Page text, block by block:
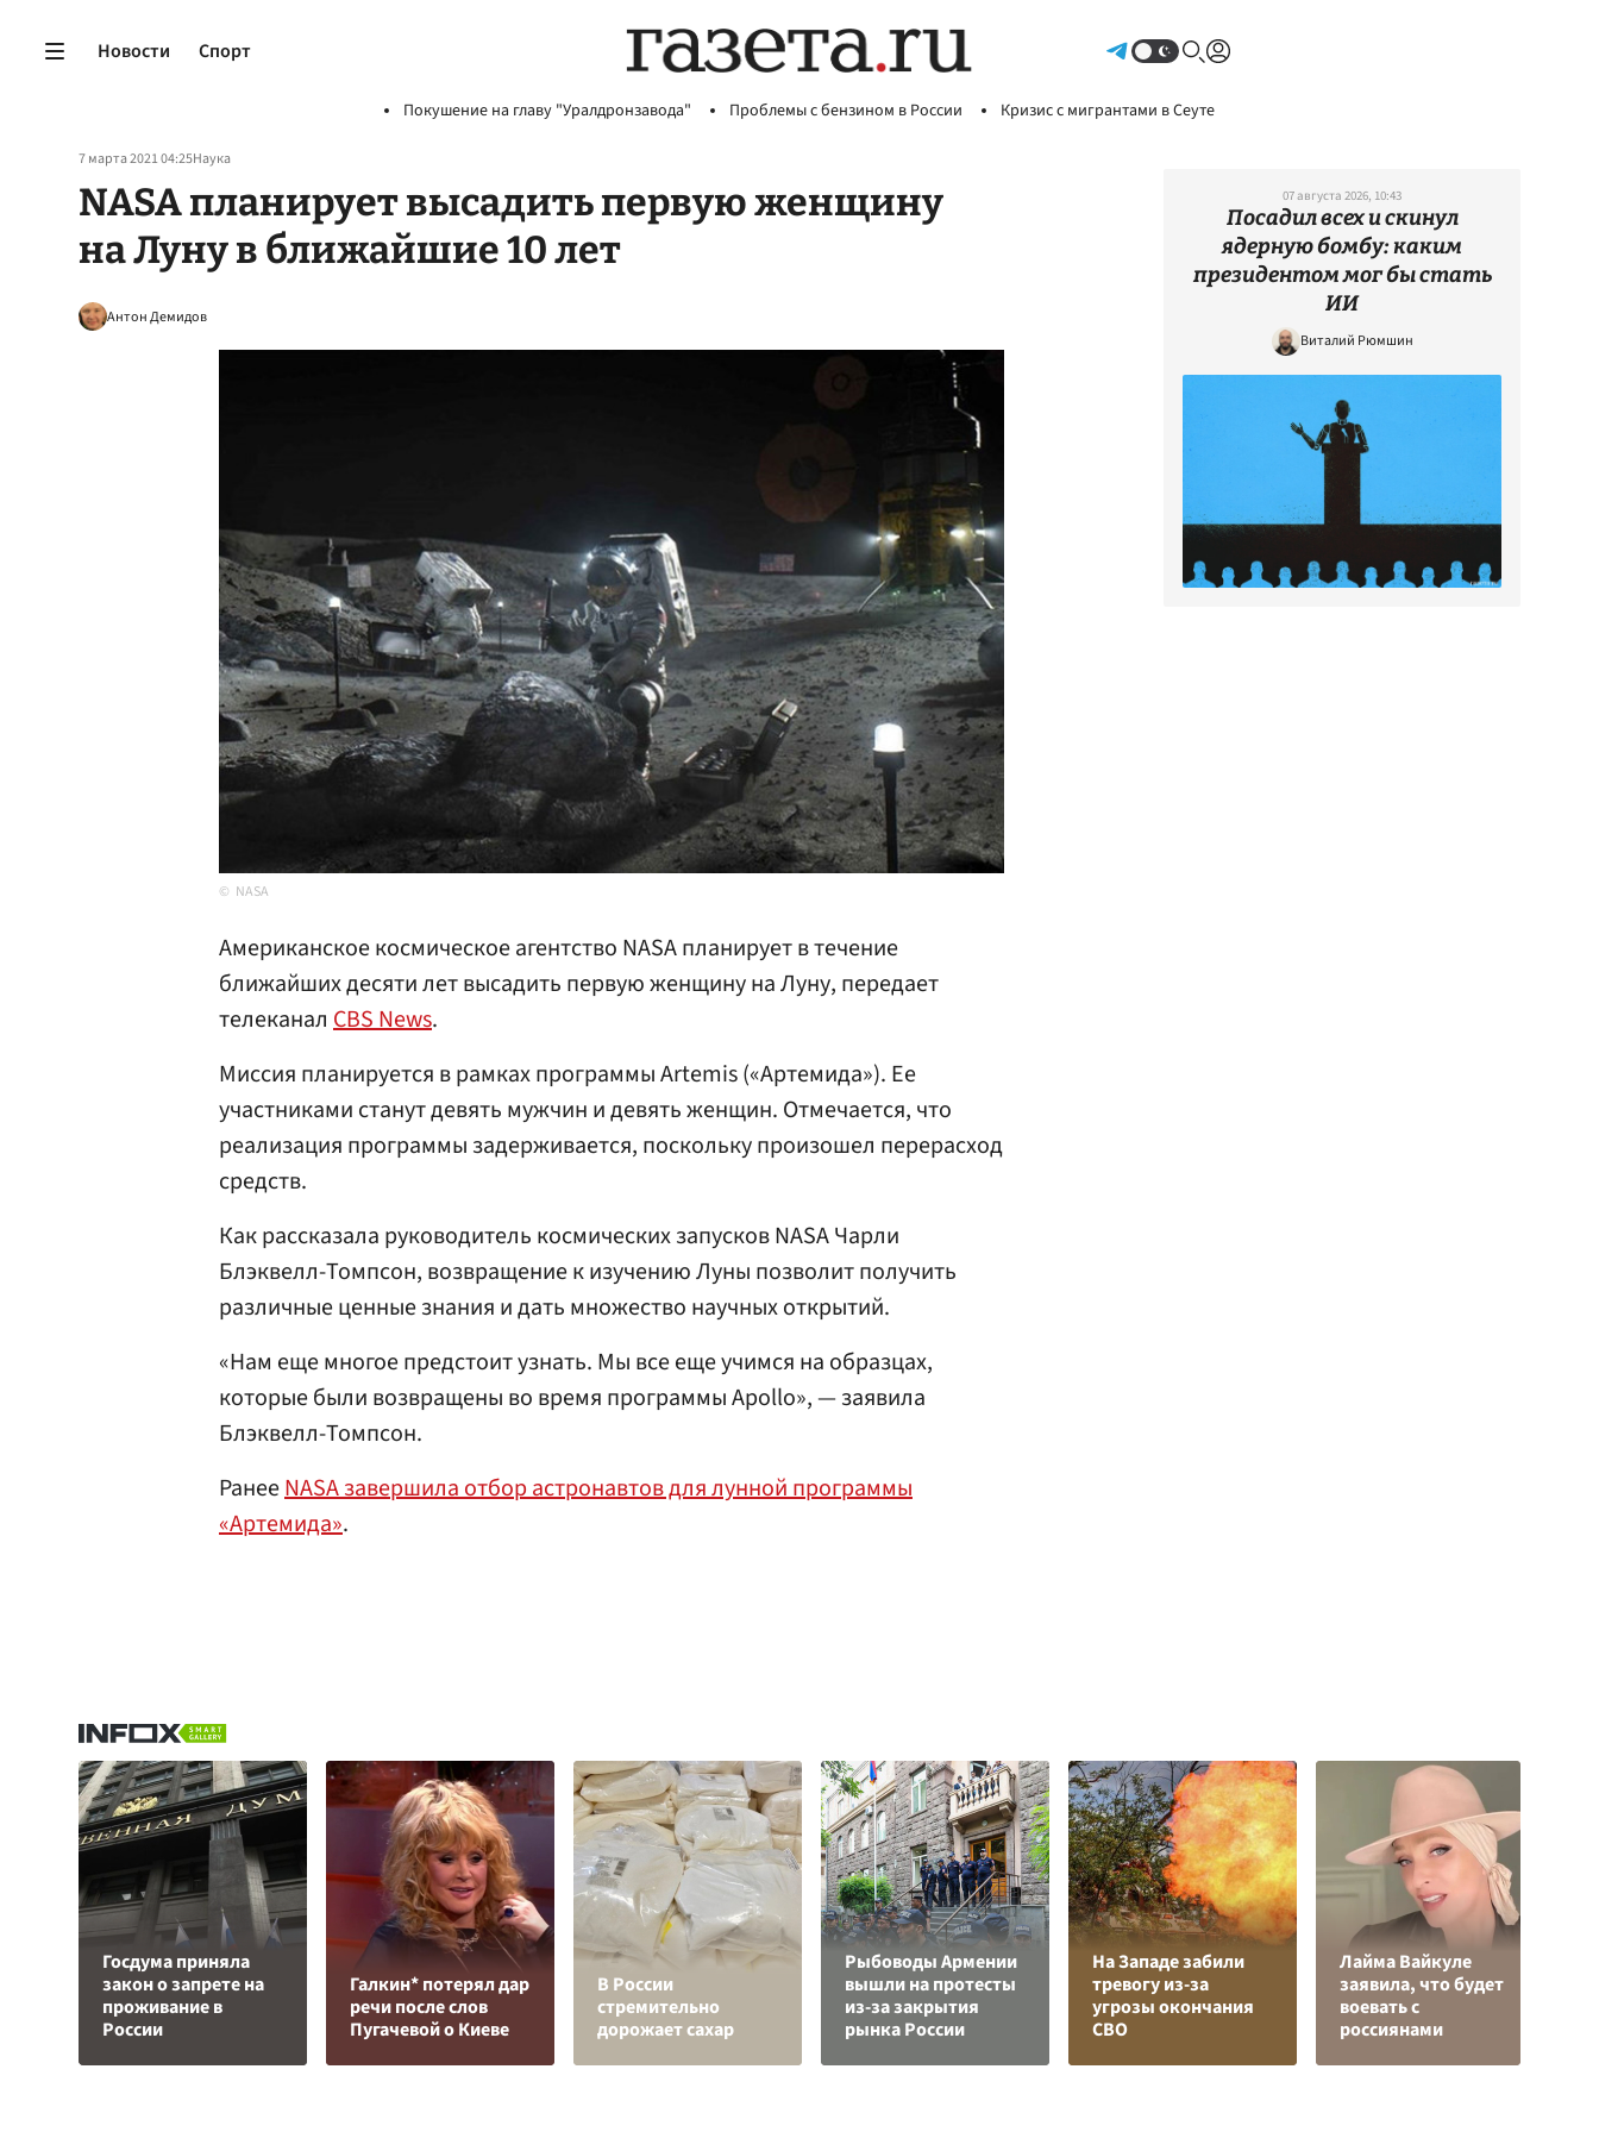
Новости Спорт
Покушение на главу "Уралдронзавода" Проблемы с бензином в России Кризис с мигрантами в Сеуте
7 марта 2021 04:25Наука
NASA планирует высадить первую женщину
на Луну в ближайшие 10 лет
Антон Демидов
NASA
Американское космическое агентство NASA планирует в течение
ближайших десяти лет высадить первую женщину на Луну, передает
телеканал CBS News.
Миссия планируется в рамках программы Artemis («Артемида»). Ее
участниками станут девять мужчин и девять женщин. Отмечается, что
реализация программы задерживается, поскольку произошел перерасход
средств.
Как рассказала руководитель космических запусков NASA Чарли
Блэквелл-Томпсон, возвращение к изучению Луны позволит получить
различные ценные знания и дать множество научных открытий.
«Нам еще многое предстоит узнать. Мы все еще учимся на образцах,
которые были возвращены во время программы Apollo», — заявила
Блэквелл-Томпсон.
РанееNASA завершила отбор астронавтов для лунной программы
«Артемида».
07 августа 2026, 10:43
Посадил всех и скинул
ядерную бомбу: каким
президентом мог бы стать
ИИ
Виталий Рюмшин
Госдума приняла
закон о запрете на
проживание в
России
Галкин* потерял дар
речи после слов
Пугачевой о Киеве
В России
стремительно
дорожает сахар
Рыбоводы Армении
вышли на протесты
из-за закрытия
рынка России
На Западе забили
тревогу из-за
угрозы окончания
СВО
Лайма Вайкуле
заявила, что будет
воевать с
россиянами